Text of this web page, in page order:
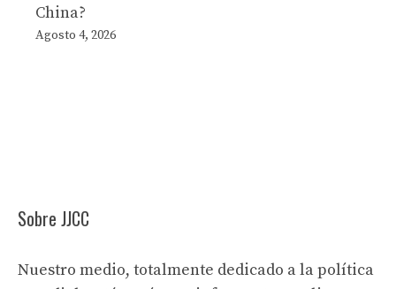
China?
Agosto 4, 2026
Sobre JJCC
Nuestro medio, totalmente dedicado a la política